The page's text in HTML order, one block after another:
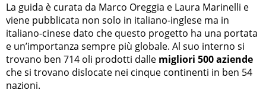
La guida è curata da Marco Oreggia e Laura Marinelli e
viene pubblicata non solo in italiano-inglese ma in
italiano-cinese dato che questo progetto ha una portata
e un’importanza sempre più globale. Al suo interno si
trovano ben 714 oli prodotti dalle migliori 500 aziende
che si trovano dislocate nei cinque continenti in ben 54
nazioni.